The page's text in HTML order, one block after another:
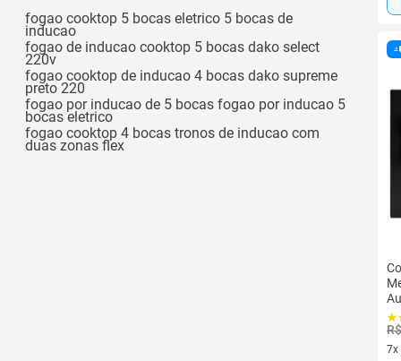
02 Bocas e 1 Boca
02
02 Bocas
Ver todos
fogao cooktop 5 bocas eletrico 5 bocas de
inducao
fogao de inducao cooktop 5 bocas dako select
220v
fogao cooktop de inducao 4 bocas dako supreme
preto 220
fogao por inducao de 5 bocas fogao por inducao 5
bocas eletrico
fogao cooktop 4 bocas tronos de inducao com
duas zonas flex
7x